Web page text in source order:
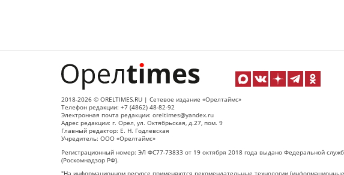
2018-2026 © ORELTIMES.RU | Сетевое издание «Орелтаймс»
Телефон редакции: +7 (4862) 48-82-92
Электронная почта редакции: oreltimes@yandex.ru
Адрес редакции: г. Орел, ул. Октябрьская, д.27, пом. 9
Главный редактор: Е. Н. Годлевская
Учредитель: ООО «Орелтаймс»
Регистрационный номер: ЭЛ ФС77-73833 от 19 октября 2018 года выдано Федеральной
(Роскомнадзор РФ).